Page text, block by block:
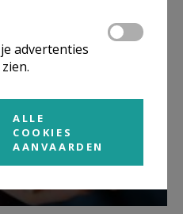
advertenties
ALLE
COOKIES
AANVAARDEN